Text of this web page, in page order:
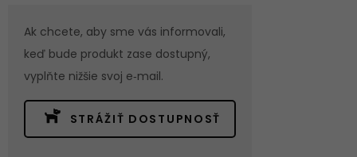
Ak chcete, aby sme vás informovali,
keď bude produkt zase dostupný,
vyplňte nižšie svoj e‑mail.
STRÁŽIŤ DOSTUPNOSŤ